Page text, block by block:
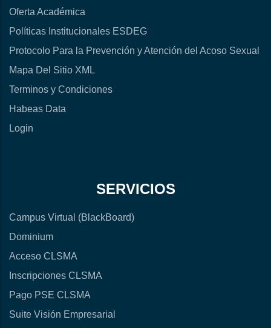
Oferta Académica
Políticas Institucionales ESDEG
Protocolo Para la Prevención y Atención del Acoso Sexual
Mapa Del Sitio XML
Terminos y Condiciones
Habeas Data
Login
SERVICIOS
Campus Virtual (BlackBoard)
Dominium
Acceso CLSMA
Inscripciones CLSMA
Pago PSE CLSMA
Suite Visión Empresarial